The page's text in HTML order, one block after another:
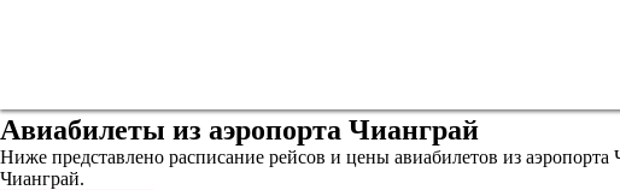
Авиабилеты из аэропорта Чианграй
Ниже представлено расписание рейсов и цены авиабилетов из
Чианграй.